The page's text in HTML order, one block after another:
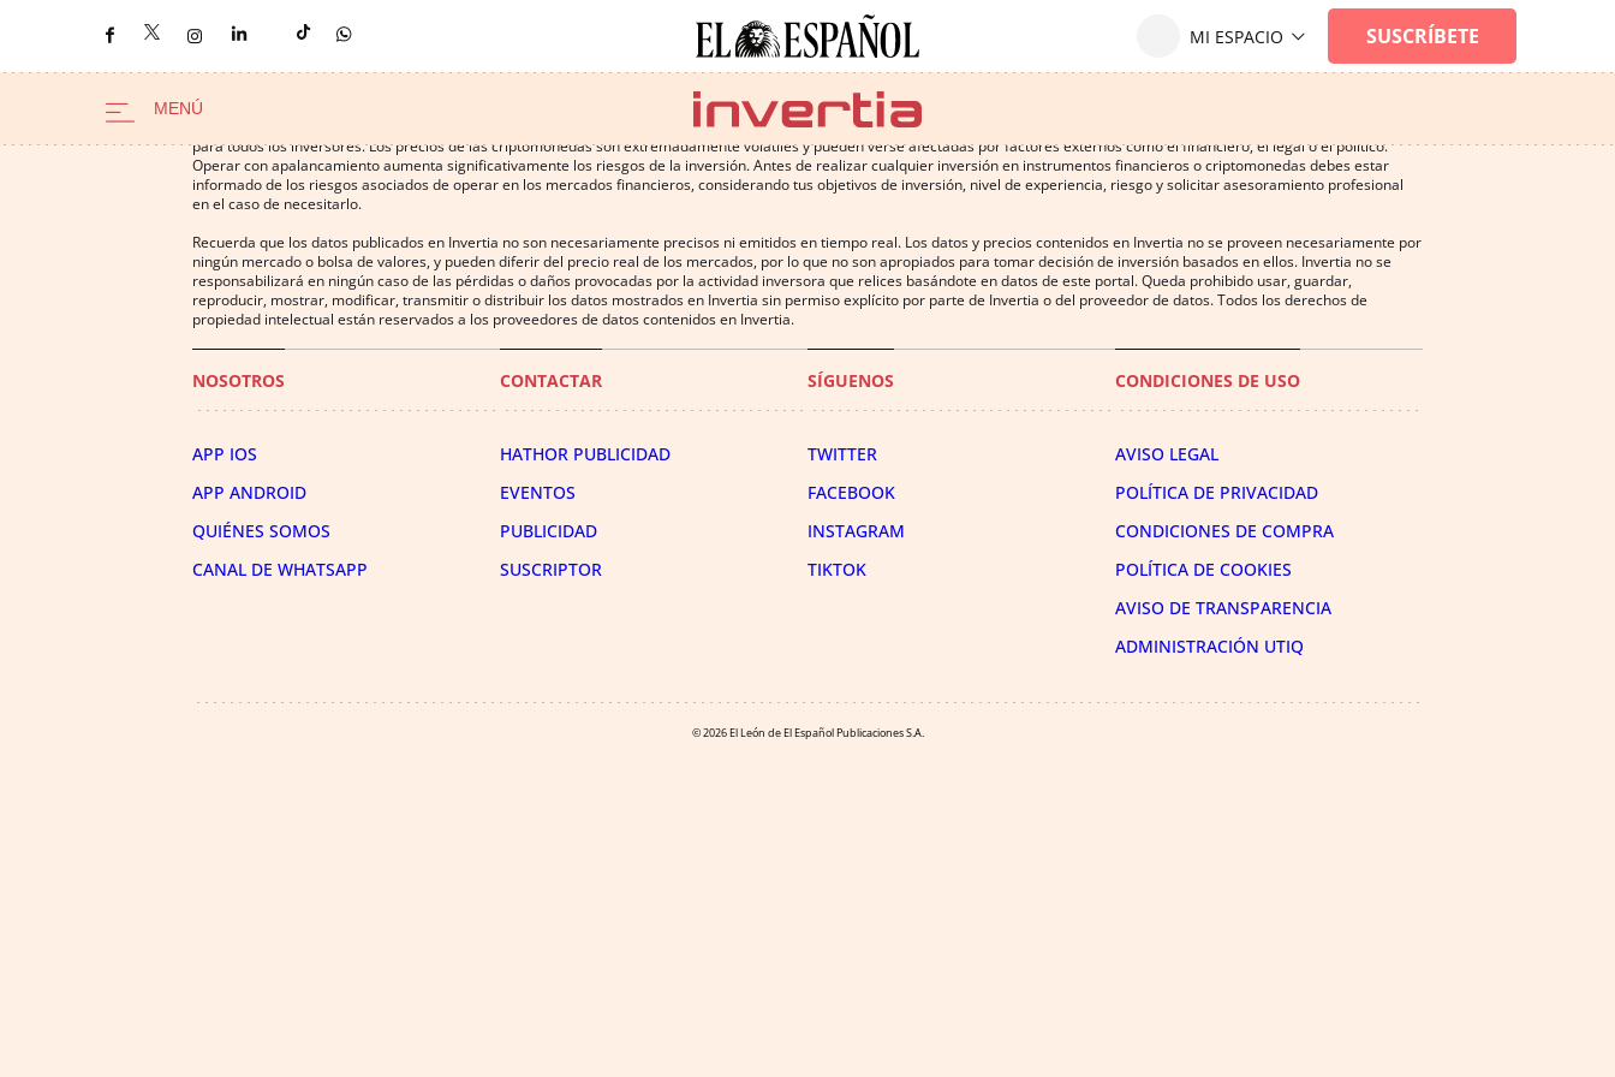
Operar con instrumentos financieros o criptomonedas conlleva altos riesgos, incluyendo la pérdida de parte o la totalidad de la inversión, y puede ser una actividad no recomendada
para todos los inversores. Los precios de las criptomonedas son extremadamente volátiles y pueden verse afectadas por factores externos como el financiero, el legal o el político.
Operar con apalancamiento aumenta significativamente los riesgos de la inversión. Antes de realizar cualquier inversión en instrumentos financieros o criptomonedas debes estar
informado de los riesgos asociados de operar en los mercados financieros, considerando tus objetivos de inversión, nivel de experiencia, riesgo y solicitar asesoramiento profesional
en el caso de necesitarlo.
Recuerda que los datos publicados en Invertia no son necesariamente precisos ni emitidos en tiempo real. Los datos y precios contenidos en Invertia no se proveen necesariamente por
ningún mercado o bolsa de valores, y pueden diferir del precio real de los mercados, por lo que no son apropiados para tomar decisión de inversión basados en ellos. Invertia no se
responsabilizará en ningún caso de las pérdidas o daños provocadas por la actividad inversora que relices basándote en datos de este portal. Queda prohibido usar, guardar,
reproducir, mostrar, modificar, transmitir o distribuir los datos mostrados en Invertia sin permiso explícito por parte de Invertia o del proveedor de datos. Todos los derechos de
propiedad intelectual están reservados a los proveedores de datos contenidos en Invertia.
NOSOTROS
APP IOS
APP ANDROID
QUIÉNES SOMOS
CANAL DE WHATSAPP
CONTACTAR
HATHOR PUBLICIDAD
EVENTOS
PUBLICIDAD
SUSCRIPTOR
SÍGUENOS
TWITTER
FACEBOOK
INSTAGRAM
TIKTOK
CONDICIONES DE USO
AVISO LEGAL
POLÍTICA DE PRIVACIDAD
CONDICIONES DE COMPRA
POLÍTICA DE COOKIES
AVISO DE TRANSPARENCIA
ADMINISTRACIÓN UTIQ
© 2026 El León de El Español Publicaciones S.A.